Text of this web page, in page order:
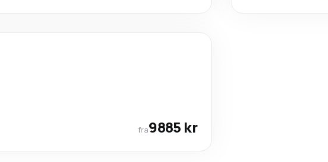
fra9885 kr